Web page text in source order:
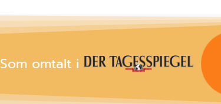
Som omtalt i